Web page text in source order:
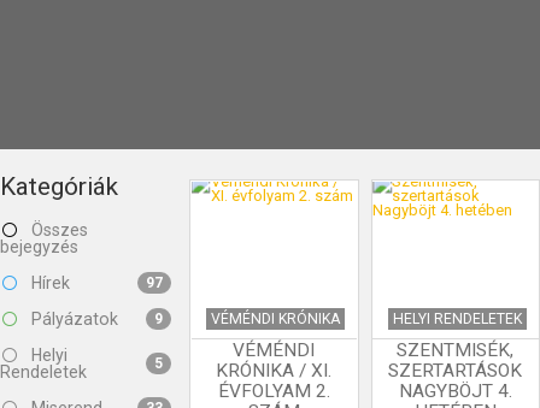
Kategóriák
Összes
bejegyzés
Hírek
97
Pályázatok 9
Helyi
Rendeletek
5
VÉMÉNDI KRÓNIKA
VÉMÉNDI
KRÓNIKA / XI.
ÉVFOLYAM 2.
HELYI RENDELETEK
SZENTMISÉK,
SZERTARTÁSOK
NAGYBÖJT 4.